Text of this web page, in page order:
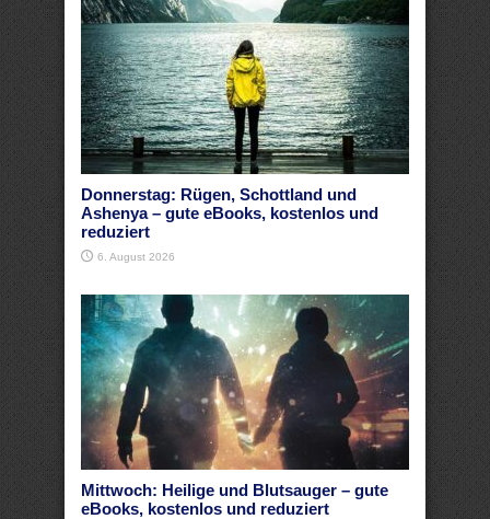
Donnerstag: Rügen, Schottland und
Ashenya – gute eBooks, kostenlos und
reduziert
6. August 2026
Mittwoch: Heilige und Blutsauger – gute
eBooks, kostenlos und reduziert